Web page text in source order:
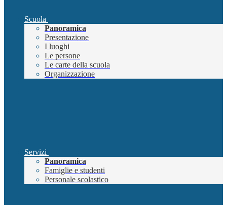
Scuola
Panoramica
Presentazione
I luoghi
Le persone
Le carte della scuola
Organizzazione
Servizi
Panoramica
Famiglie e studenti
Personale scolastico